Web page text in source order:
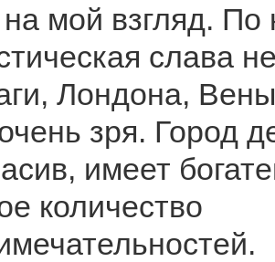
мой взгляд. По
слава
Лондона,
зря. Город
имеет
количество